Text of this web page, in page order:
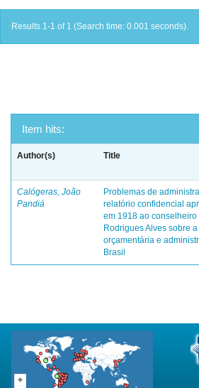
Results 1-1 of 1 (Search time: 0.001 seconds).
Item hits:
Author(s) Title
Calógeras, João
Pandiá
Problemas de
relatório confidencial
em 1918 ao conselheiro
Rodrigues Alves sobre
orçamentária e
Brasil